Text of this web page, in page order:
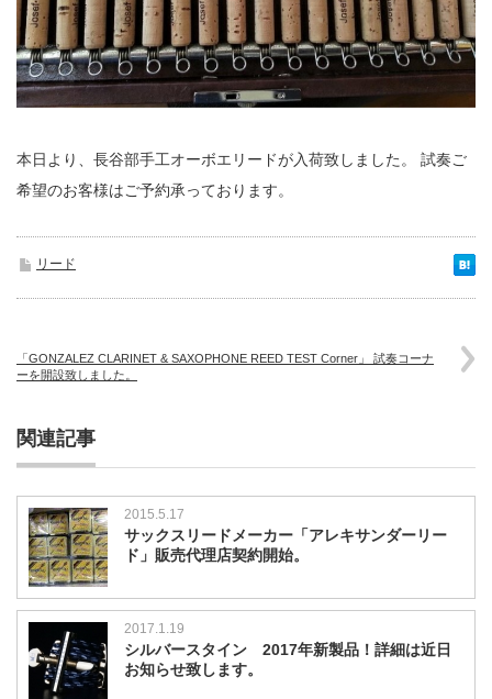
本日より、長谷部手工オーボエリードが入荷致しました。 試奏ご
希望のお客様はご予約承っております。
リード
「GONZALEZ CLARINET & SAXOPHONE REED TEST Corner」 試奏コーナ
ーを開設致しました。
関連記事
2015.5.17
サックスリードメーカー「アレキサンダーリー
ド」販売代理店契約開始。
2017.1.19
シルバースタイン 2017年新製品！詳細は近日
お知らせ致します。